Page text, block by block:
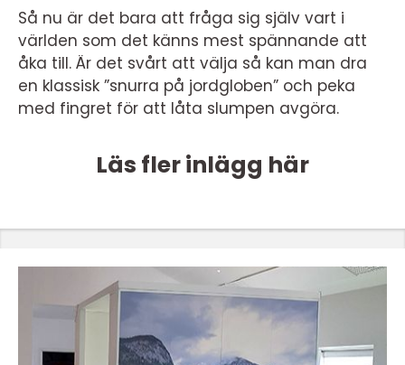
Så nu är det bara att fråga sig själv vart i
världen som det känns mest spännande att
åka till. Är det svårt att välja så kan man dra
en klassisk ”snurra på jordgloben” och peka
med fingret för att låta slumpen avgöra.
Läs fler inlägg här